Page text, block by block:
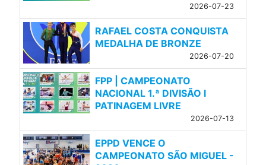
2026-07-23
RAFAEL COSTA CONQUISTA
MEDALHA DE BRONZE
2026-07-20
FPP | CAMPEONATO
NACIONAL 1.ª DIVISÃO l
PATINAGEM LIVRE
2026-07-13
EPPD VENCE O
CAMPEONATO SÃO MIGUEL -